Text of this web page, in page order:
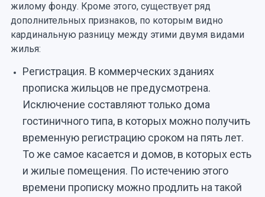
жилому фонду. Кроме этого, существует ряд
дополнительных признаков, по которым видно
кардинальную разницу между этими двумя видами
жилья:
Регистрация. В коммерческих зданиях
прописка жильцов не предусмотрена.
Исключение составляют только дома
гостиничного типа, в которых можно получить
временную регистрацию сроком на пять лет.
То же самое касается и домов, в которых есть
и жилые помещения. По истечению этого
времени прописку можно продлить на такой